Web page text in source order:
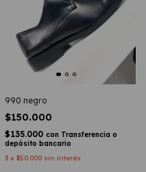
990 negro
$150.000
$135.000 con Transferencia o
depósito bancario
3 x $50.000 sin interés